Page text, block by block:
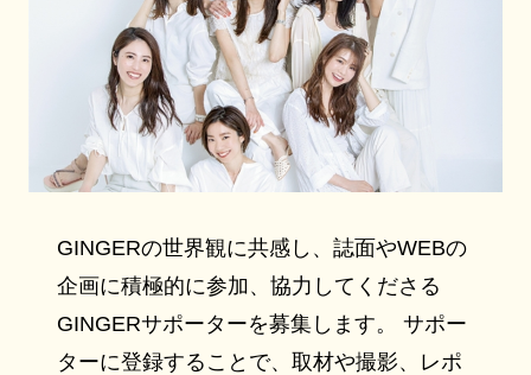
GINGERの世界観に共感し、誌面やWEBの
企画に積極的に参加、協力してくださる
GINGERサポーターを募集します。 サポー
ターに登録することで、取材や撮影、レポ